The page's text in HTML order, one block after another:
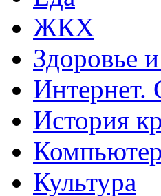
ЖКХ
Здоровье
Интернет.
История
Культура